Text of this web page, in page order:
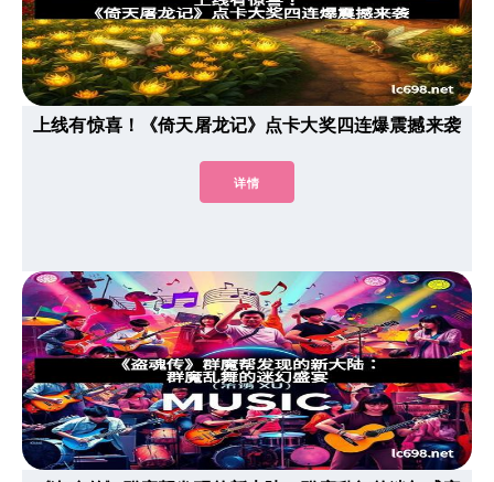
上线有惊喜！《倚天屠龙记》点卡大奖四连爆震撼来袭
详情